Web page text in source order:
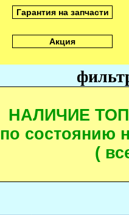
Гарантия на запчасти
Акция
НАЛИЧИЕ
по состоянию
(